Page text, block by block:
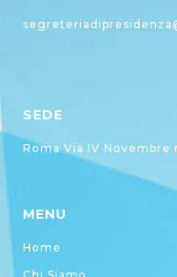
SEDE
Roma Via IV Novembre
MENU
Home